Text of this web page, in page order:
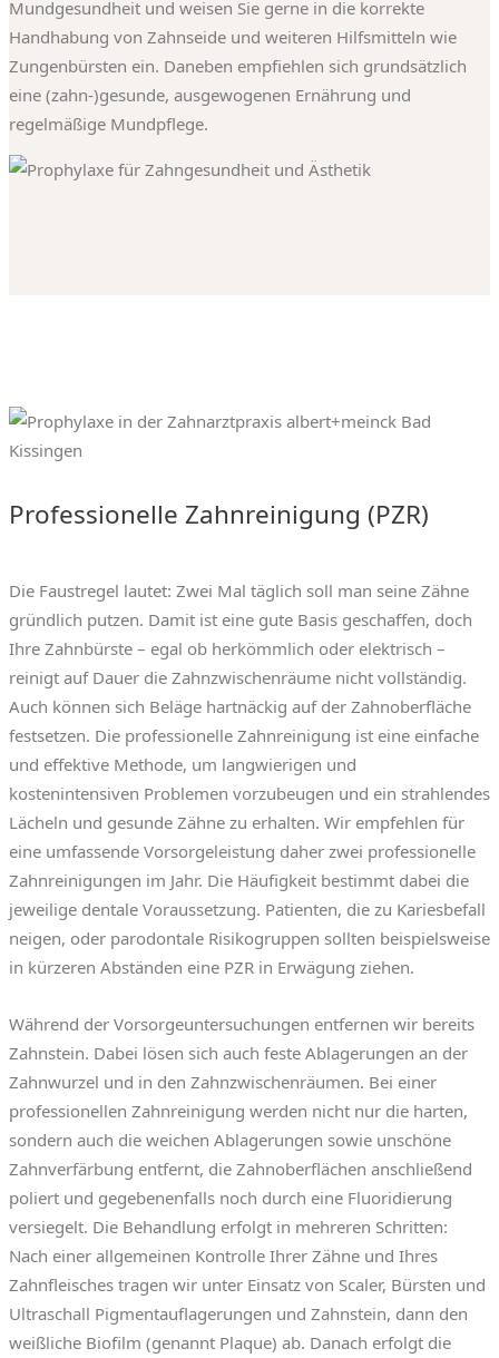
Mundgesundheit und weisen Sie gerne in die korrekte
Handhabung von Zahnseide und weiteren Hilfsmitteln wie
Zungenbürsten ein. Daneben empfiehlen sich grundsätzlich
eine (zahn-)gesunde, ausgewogenen Ernährung und
regelmäßige Mundpflege.
Professionelle Zahnreinigung (PZR)
Die Faustregel lautet: Zwei Mal täglich soll man seine Zähne
gründlich putzen. Damit ist eine gute Basis geschaffen, doch
Ihre Zahnbürste – egal ob herkömmlich oder elektrisch –
reinigt auf Dauer die Zahnzwischenräume nicht vollständig.
Auch können sich Beläge hartnäckig auf der Zahnoberfläche
festsetzen. Die professionelle Zahnreinigung ist eine einfache
und effektive Methode, um langwierigen und
kostenintensiven Problemen vorzubeugen und ein strahlendes
Lächeln und gesunde Zähne zu erhalten. Wir empfehlen für
eine umfassende Vorsorgeleistung daher zwei professionelle
Zahnreinigungen im Jahr. Die Häufigkeit bestimmt dabei die
jeweilige dentale Voraussetzung. Patienten, die zu Kariesbefall
neigen, oder parodontale Risikogruppen sollten beispielsweise
in kürzeren Abständen eine PZR in Erwägung ziehen.
Während der Vorsorgeuntersuchungen entfernen wir bereits
Zahnstein. Dabei lösen sich auch feste Ablagerungen an der
Zahnwurzel und in den Zahnzwischenräumen. Bei einer
professionellen Zahnreinigung werden nicht nur die harten,
sondern auch die weichen Ablagerungen sowie unschöne
Zahnverfärbung entfernt, die Zahnoberflächen anschließend
poliert und gegebenenfalls noch durch eine Fluoridierung
versiegelt. Die Behandlung erfolgt in mehreren Schritten:
Nach einer allgemeinen Kontrolle Ihrer Zähne und Ihres
Zahnfleisches tragen wir unter Einsatz von Scaler, Bürsten und
Ultraschall Pigmentauflagerungen und Zahnstein, dann den
weißliche Biofilm (genannt Plaque) ab. Danach erfolgt die